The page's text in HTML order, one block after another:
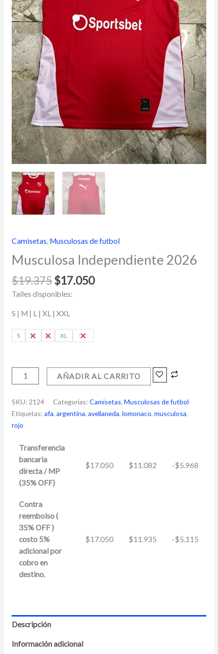
Camisetas Musculosas de futbol
Musculosa Independiente 2026
$19.375$17.050
Talles disponibles:
S | M | L | XL | XXL
S M L XL XXL
AÑADIR AL CARRITO
SKU: 2124 Categorías: Camisetas, Musculosas de futbol
Etiquetas: afa, argentina, avellaneda, lomonaco, musculosa,
rojo
Transferencia
bancaria
directa / MP
(35% OFF)
$17.050 $11.082 -$5.968
Contra
reembolso (
35% OFF )
costo 5%
adicional por
cobro en
destino.
$17.050 $11.935 -$5.115
Descripción
Información adicional